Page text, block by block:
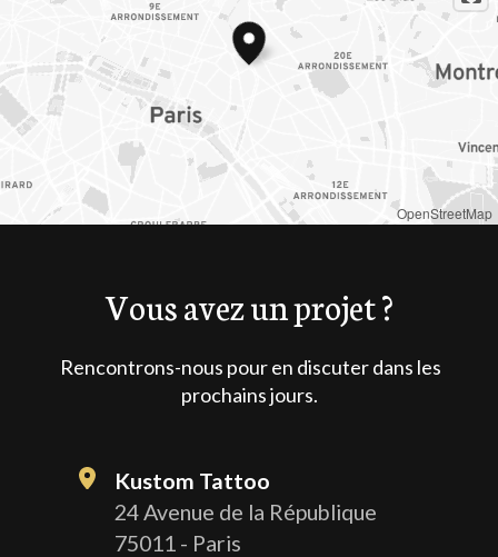
OpenStreetMap
Vous avez un projet ?
Rencontrons-nous pour en discuter dans les
prochains jours.
Kustom Tattoo
24 Avenue de la République
75011 - Paris